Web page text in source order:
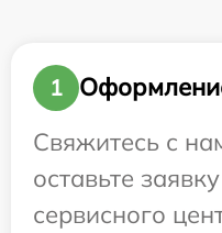
1
Свяжитесь с
оставьте
сервисного